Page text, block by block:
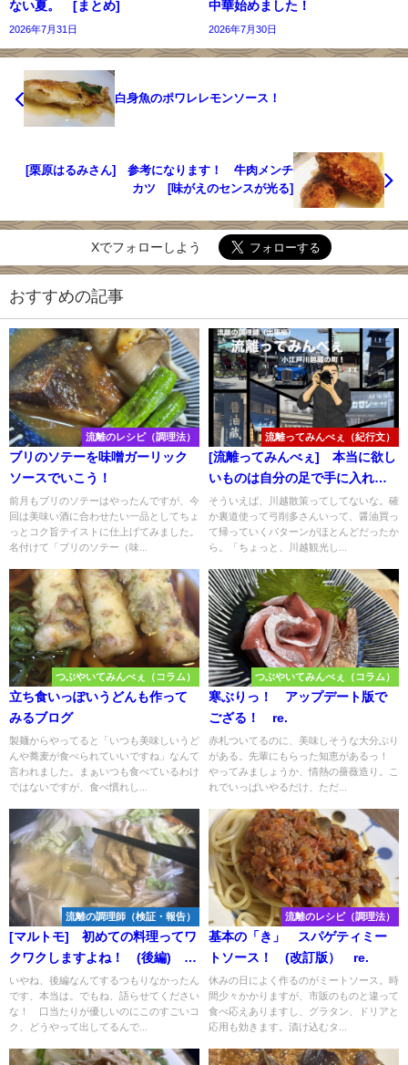
ない夏。 [まとめ]
2026年7月31日
中華始めました！
2026年7月30日
白身魚のポワレレモンソース！
[栗原はるみさん] 参考になります！ 牛肉メンチ
カツ [味がえのセンスが光る]
Xでフォローしよう
おすすめの記事
流離のレシピ（調理法）
ブリのソテーを味噌ガーリック
ソースでいこう！
前月もブリのソテーはやったんですが、今
回は美味い酒に合わせたい一品としてちょ
っとコク旨テイストに仕上げてみました。
名付けて「ブリのソテー（味...
流離ってみんべぇ（紀行文）
[流離ってみんべぇ] 本当に欲し
いものは自分の足で手に入れ
ろ！ 弓削多醤油リターン
ズ！ 暑い川越が熱い！ [ご無
沙汰してました]
そういえば、川越散策ってしてないな。確
か裏道使って弓削多さんいって、醤油買っ
て帰っていくパターンがほとんどだったか
ら。「ちょっと、川越観光し...
つぶやいてみんべぇ（コラム）
立ち食いっぽいうどんも作って
みるブログ
製麺からやってると「いつも美味しいうど
んや蕎麦が食べられていいですね」なんて
言われました。まぁいつも食べているわけ
ではないですが、食べ慣れし...
つぶやいてみんべぇ（コラム）
寒ぶりっ！ アップデート版で
ござる！ re.
赤札ついてるのに、美味しそうな大分ぶり
がある。先輩にもらった知恵があるっ！
やってみましょうか、情熱の薔薇造り。こ
れでいっぱいやるだけ、ただ...
流離の調理師（検証・報告）
[マルトモ] 初めての料理ってワ
クワクしますよね！ (後編)
[韓国風しゃぶしゃぶつゆ]
いやね、後編なんてするつもりなかったん
です、本当は。でもね、語らせてください
な！ 口当たりが優しいのにこのすごいコ
ク、どうやって出してるんで...
流離のレシピ（調理法）
基本の「き」 スパゲティミー
トソース！ (改訂版） re.
休みの日によく作るのがミートソース。時
間少々かかりますが、市販のものと違って
食べ応えありますし、グラタン、ドリアと
応用も効きます。漬け込むタ...